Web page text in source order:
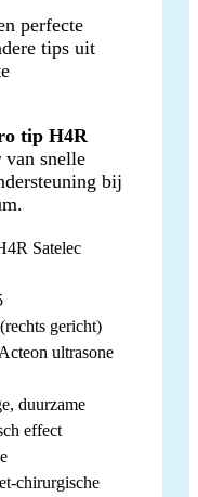
perfecte
tips uit
tip H4R
van snelle
bij
Satelec
gericht)
ultrasone
duurzame
effect
chirurgische